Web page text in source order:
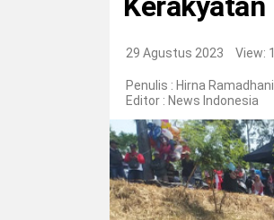
29 Agustus 2023 View:
Penulis : Hirna
Editor : News Indonesia